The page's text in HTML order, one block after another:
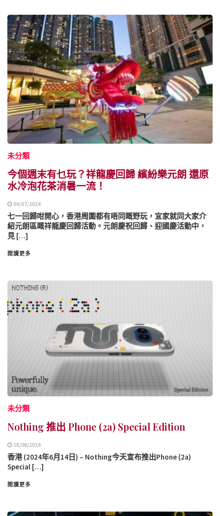
未分類
今個週末有乜玩？祥龍慶回歸 繽紛樂元朗 還原
水冷泡花茶消暑一流！
04/07/2024
七一回歸咁開心，香港周圍都有唔同嘅野玩，宜家就同大家介
紹元朗區嘅祥龍慶回歸活動。元朗慶祝回歸、迎國慶活動中，
見 […]
閱讀更多
未分類
Nothing 推出 Phone (2a) Special Edition
18/06/2024
香港 (2024年6月14日) – Nothing今天宣布推出Phone (2a)
Special […]
閱讀更多